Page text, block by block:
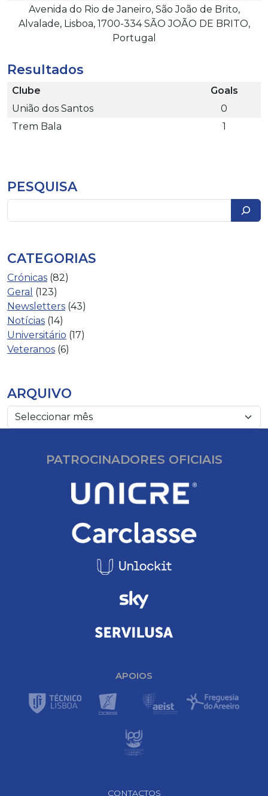
Avenida do Rio de Janeiro, São João de Brito,
Alvalade, Lisboa, 1700-334 SÃO JOÃO DE BRITO,
Portugal
Resultados
Clube
Goals
União dos Santos
0
Trem Bala
1
PESQUISA
CATEGORIAS
Crónicas (82)
Geral (123)
Newsletters (43)
Notícias (14)
Universitário (17)
Veteranos (6)
ARQUIVO
PATROCINADORES OFICIAIS
APOIOS
CONTACTOS